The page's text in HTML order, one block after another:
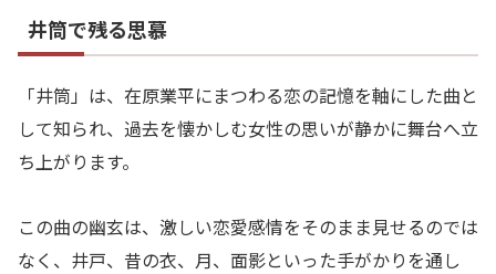
井筒で残る思慕
「井筒」は、在原業平にまつわる恋の記憶を軸にした曲と
して知られ、過去を懐かしむ女性の思いが静かに舞台へ立
ち上がります。
この曲の幽玄は、激しい恋愛感情をそのまま見せるのでは
なく、井戸、昔の衣、月、面影といった手がかりを通し